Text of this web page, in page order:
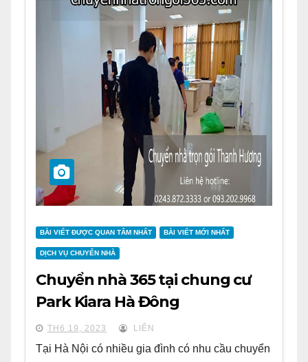
BÀI VIẾT ĐƯỢC QUAN TÂM NHẤT BÀI VIẾT MỚI NHẤT
DỊCH VỤ CHUYỂN NHÀ
Chuyển nhà 365 tại chung cư
Park Kiara Hà Đông
TH6 19, 2023 LIÊN
Tại Hà Nội có nhiều gia đình có nhu cầu chuyển